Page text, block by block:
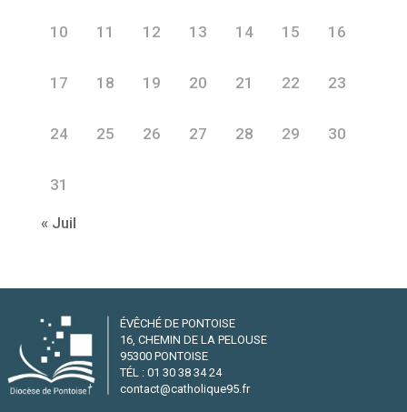
10 11 12 13 14 15 16
17 18 19 20 21 22 23
24 25 26 27 28 29 30
31
« Juil
ÉVÊCHÉ DE PONTOISE
16, CHEMIN DE LA PELOUSE
95300 PONTOISE
TÉL : 01 30 38 34 24
contact@catholique95.fr